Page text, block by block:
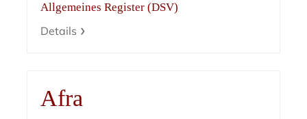
Allgemeines Register (DSV)
Details
Afra